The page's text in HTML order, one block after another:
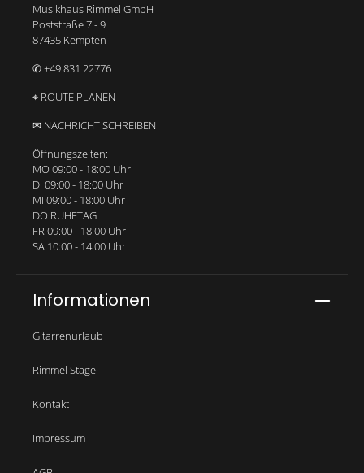
Musikhaus Rimmel GmbH
Poststraße 7 - 9
87435 Kempten
✆ +49 831 22776
⌖ ROUTE PLANEN
✉ NACHRICHT SCHREIBEN
Öffnungszeiten:
MO 09:00 - 18:00 Uhr
DI 09:00 - 18:00 Uhr
MI 09:00 - 18:00 Uhr
DO RUHETAG
FR 09:00 - 18:00 Uhr
SA 10:00 - 14:00 Uhr
Informationen
Gitarrenurlaub
Rimmel Stage
Kontakt
Impressum